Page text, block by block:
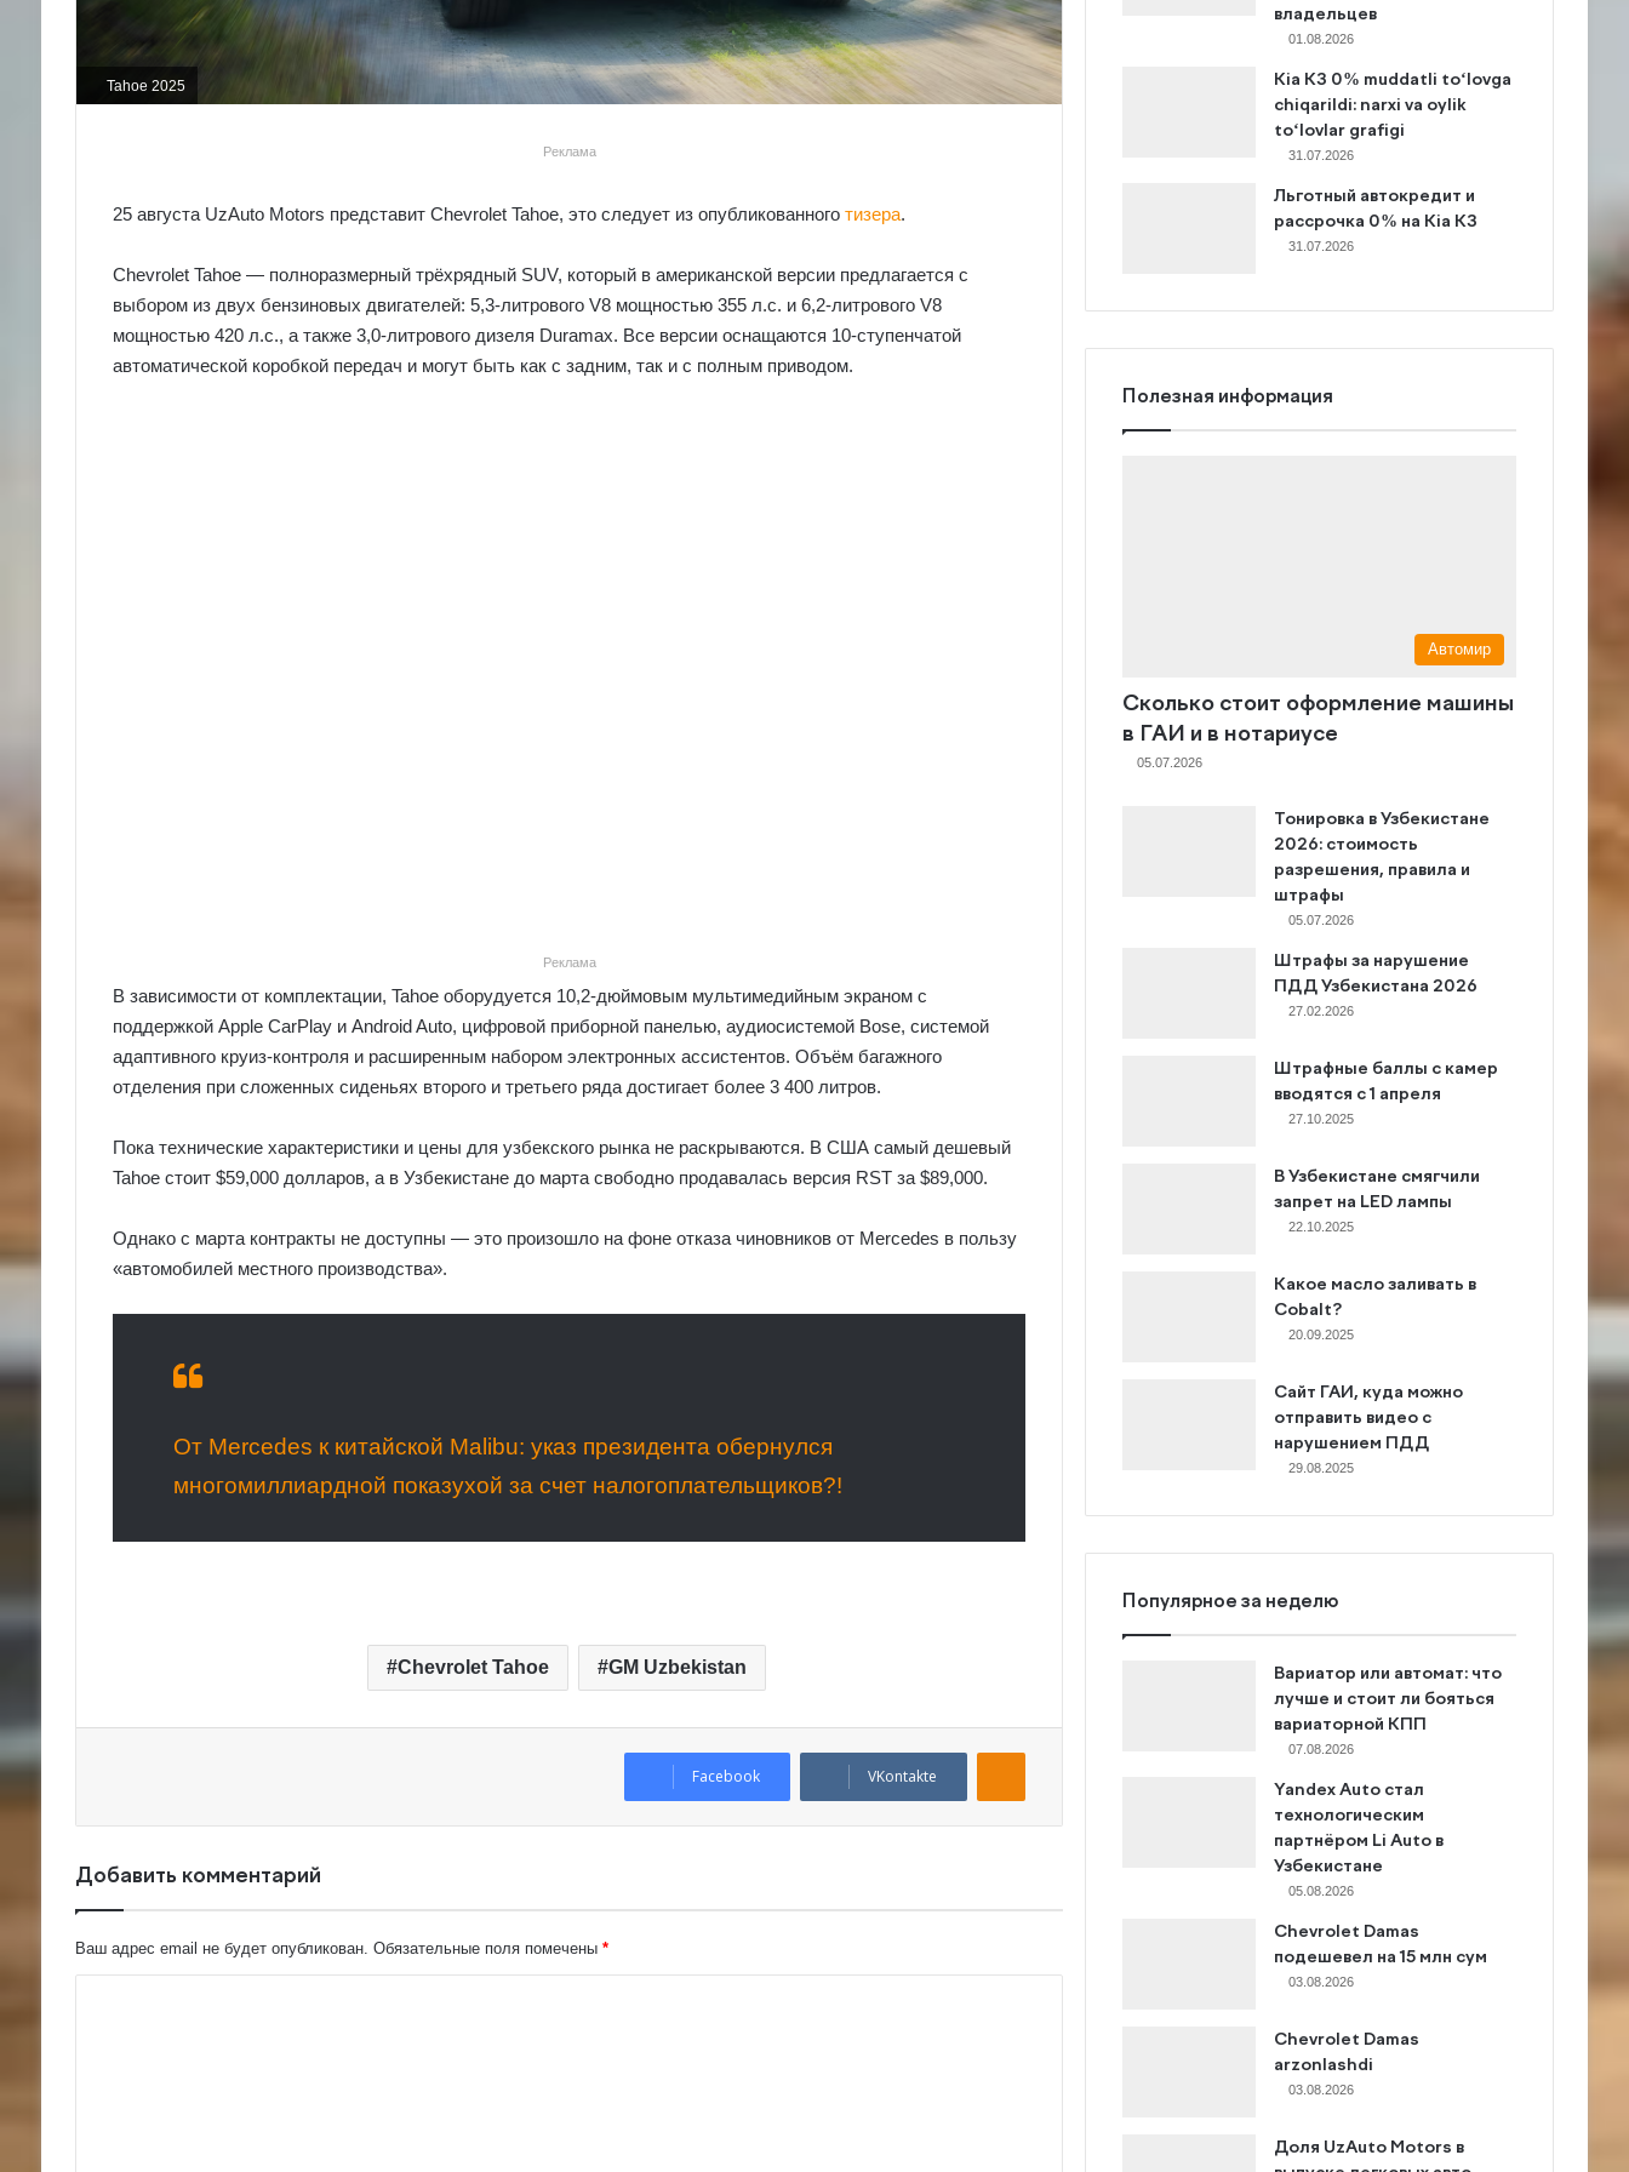
Tahoe 2025
Реклама
25 августа UzAuto Motors представит Chevrolet Tahoe, это следует из опубликованного тизера.
Chevrolet Tahoe — полноразмерный трёхрядный SUV, который в американской версии предлагается с
выбором из двух бензиновых двигателей: 5,3-литрового V8 мощностью 355 л.с. и 6,2-литрового V8
мощностью 420 л.с., а также 3,0-литрового дизеля Duramax. Все версии оснащаются 10-ступенчатой
автоматической коробкой передач и могут быть как с задним, так и с полным приводом.
Реклама
В зависимости от комплектации, Tahoe оборудуется 10,2-дюймовым мультимедийным экраном с
поддержкой Apple CarPlay и Android Auto, цифровой приборной панелью, аудиосистемой Bose, системой
адаптивного круиз-контроля и расширенным набором электронных ассистентов. Объём багажного
отделения при сложенных сиденьях второго и третьего ряда достигает более 3 400 литров.
Пока технические характеристики и цены для узбекского рынка не раскрываются. В США самый дешевый
Tahoe стоит $59,000 долларов, а в Узбекистане до марта свободно продавалась версия RST за $89,000.
Однако с марта контракты не доступны — это произошло на фоне отказа чиновников от Mercedes в пользу
«автомобилей местного производства».
От Mercedes к китайской Malibu: указ президента обернулся
многомиллиардной показухой за счет налогоплательщиков?!
Chevrolet Tahoe GM Uzbekistan
Facebook VKontakte
Добавить комментарий
Ваш адрес email не будет опубликован. Обязательные поля помечены *
владельцев
01.08.2026
Kia K3 0% muddatli to‘lovga
chiqarildi: narxi va oylik
to‘lovlar grafigi
31.07.2026
Льготный автокредит и
рассрочка 0% на Kia K3
31.07.2026
Полезная информация
Автомир
Сколько стоит оформление машины
в ГАИ и в нотариусе
05.07.2026
Тонировка в Узбекистане
2026: стоимость
разрешения, правила и
штрафы
05.07.2026
Штрафы за нарушение
ПДД Узбекистана 2026
27.02.2026
Штрафные баллы с камер
вводятся с 1 апреля
27.10.2025
В Узбекистане смягчили
запрет на LED лампы
22.10.2025
Какое масло заливать в
Cobalt?
20.09.2025
Сайт ГАИ, куда можно
отправить видео с
нарушением ПДД
29.08.2025
Популярное за неделю
Вариатор или автомат: что
лучше и стоит ли бояться
вариаторной КПП
07.08.2026
Yandex Auto стал
технологическим
партнёром Li Auto в
Узбекистане
05.08.2026
Chevrolet Damas
подешевел на 15 млн сум
03.08.2026
Chevrolet Damas
arzonlashdi
03.08.2026
Доля UzAuto Motors в